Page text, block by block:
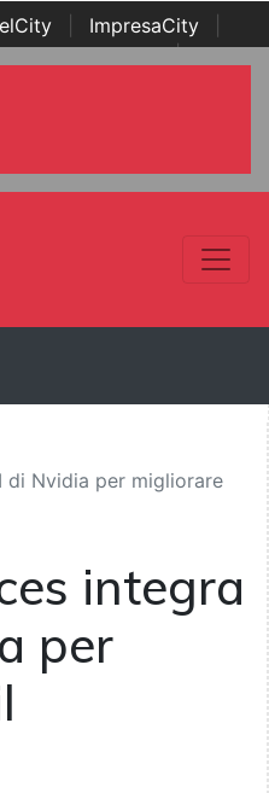
ImpresaCity
Channel Awards | Italian
di Nvidia per migliorare
integra
per